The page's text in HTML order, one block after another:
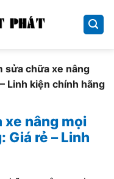
sửa chữa xe nâng
Linh kiện chính hãng
nâng mọi
Giá rẻ – Linh